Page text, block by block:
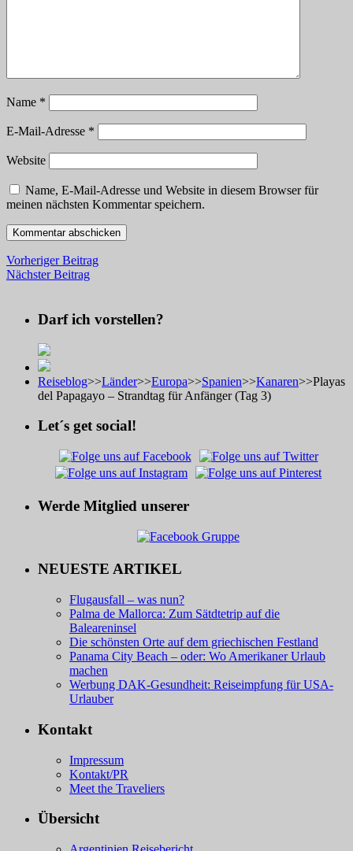
Name *
E-Mail-Adresse *
Website
Name, E-Mail-Adresse und Website in diesem Browser für
meinen nächsten Kommentar speichern.
Vorheriger Beitrag
Nächster Beitrag
Darf ich vorstellen?
Reiseblog>>Länder>>Europa>>Spanien>>Kanaren>>Playas
del Papagayo – Strandtag für Anfänger (Tag 3)
Let´s get social!
Werde Mitglied unserer
NEUESTE ARTIKEL
Flugausfall – was nun?
Palma de Mallorca: Zum Sätdtetrip auf die
Baleareninsel
Die schönsten Orte auf dem griechischen Festland
Panama City Beach – oder: Wo Amerikaner Urlaub
machen
Werbung DAK-Gesundheit: Reiseimpfung für USA-
Urlauber
Kontakt
Impressum
Kontakt/PR
Meet the Traveliers
Übersicht